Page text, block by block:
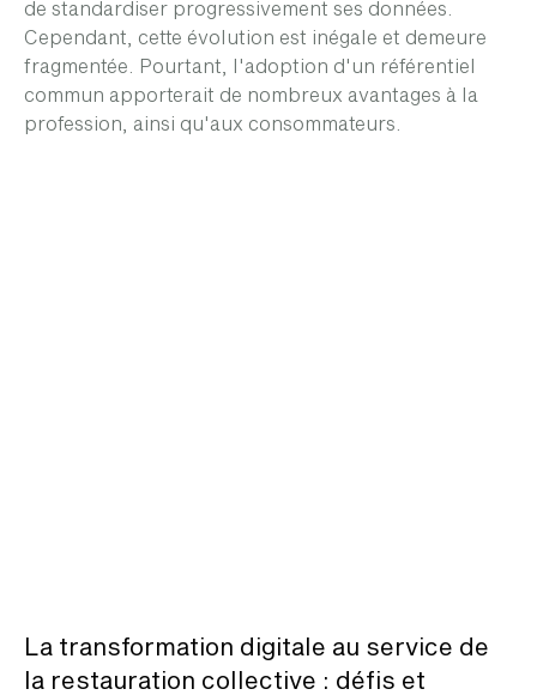
de standardiser progressivement ses données.
Cependant, cette évolution est inégale et demeure
fragmentée. Pourtant, l'adoption d'un référentiel
commun apporterait de nombreux avantages à la
profession, ainsi qu'aux consommateurs.
La transformation digitale au service de
la restauration collective : défis et